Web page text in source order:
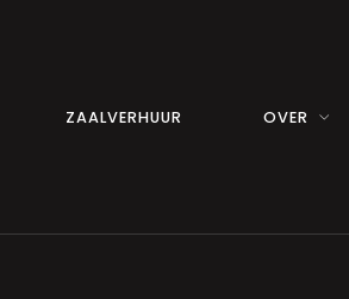
ZAALVERHUUR OVER